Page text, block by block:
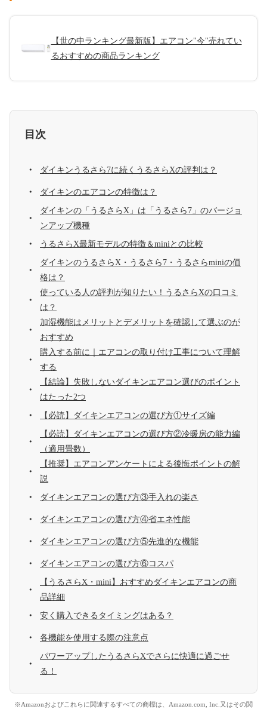
【世の中ランキング最新版】エアコン"今"売れてい
るおすすめの商品ランキング
目次
ダイキンうるさら7に続くうるさらXの評判は？
ダイキンのエアコンの特徴は？
ダイキンの「うるさらX」は「うるさら7」のバージョ
ンアップ機種
うるさらX最新モデルの特徴＆miniとの比較
ダイキンのうるさらX・うるさら7・うるさらminiの価
格は？
使っている人の評判が知りたい！うるさらXの口コミ
は？
加湿機能はメリットとデメリットを確認して選ぶのが
おすすめ
購入する前に｜エアコンの取り付け工事について理解
する
【結論】失敗しないダイキンエアコン選びのポイント
はたった2つ
【必読】ダイキンエアコンの選び方①サイズ編
【必読】ダイキンエアコンの選び方②冷暖房の能力編
（適用畳数）
【推奨】エアコンアンケートによる後悔ポイントの解
説
ダイキンエアコンの選び方③手入れの楽さ
ダイキンエアコンの選び方④省エネ性能
ダイキンエアコンの選び方⑤先進的な機能
ダイキンエアコンの選び方⑥コスパ
【うるさらX・mini】おすすめダイキンエアコンの商
品詳細
安く購入できるタイミングはある？
各機能を使用する際の注意点
パワーアップしたうるさらXでさらに快適に過ごせ
る！
※Amazonおよびこれらに関連するすべての商標は、Amazon.com, Inc.又はその関